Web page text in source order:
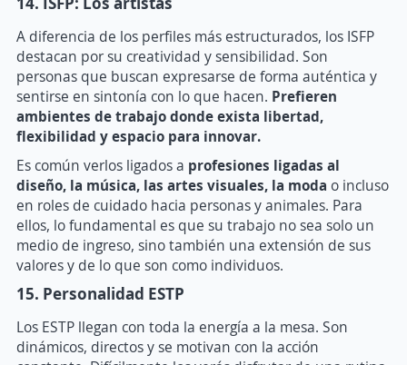
A diferencia de los perfiles más estructurados, los ISFP
destacan por su creatividad y sensibilidad. Son
personas que buscan expresarse de forma auténtica y
sentirse en sintonía con lo que hacen. Prefieren
ambientes de trabajo donde exista libertad,
flexibilidad y espacio para innovar.
Es común verlos ligados a profesiones ligadas al
diseño, la música, las artes visuales, la moda o incluso
en roles de cuidado hacia personas y animales. Para
ellos, lo fundamental es que su trabajo no sea solo un
medio de ingreso, sino también una extensión de sus
valores y de lo que son como individuos.
15. Personalidad ESTP
Los ESTP llegan con toda la energía a la mesa. Son
dinámicos, directos y se motivan con la acción